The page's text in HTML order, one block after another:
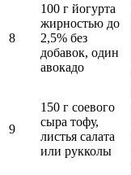
8
100 г йогурта
жирностью до
2,5% без
добавок, один
авокадо
9
150 г соевого
сыра тофу,
листья салата
или рукколы